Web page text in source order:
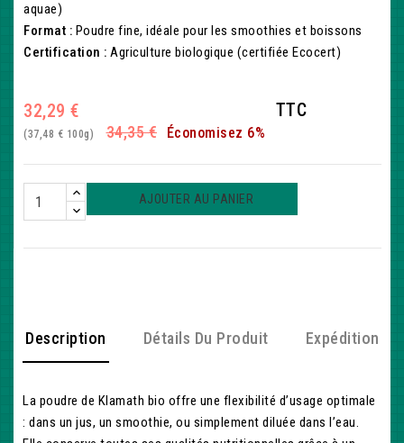
(11 avis)
aquae)
Format : Poudre fine, idéale pour les smoothies et boissons
Certification : Agriculture biologique (certifiée Ecocert)
32,29 €
(37,48 € 100g) 34,35 € Économisez 6%
TTC
AJOUTER AU PANIER
Description Détails Du Produit Expédition
La poudre de Klamath bio offre une flexibilité d’usage optimale
: dans un jus, un smoothie, ou simplement diluée dans l’eau.